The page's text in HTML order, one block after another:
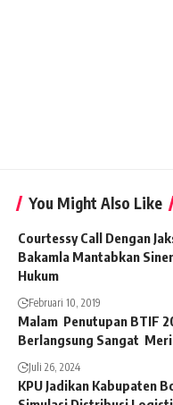
You Might Also Like
Courtessy Call Dengan
Bakamla Mantabkan
Hukum
Februari 10, 2019
Malam Penutupan BTIF
Berlangsung Sangat
Juli 26, 2024
KPU Jadikan Kabupaten